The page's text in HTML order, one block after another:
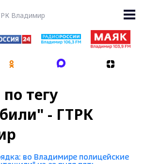
Владимир
тегу
- ГТРК